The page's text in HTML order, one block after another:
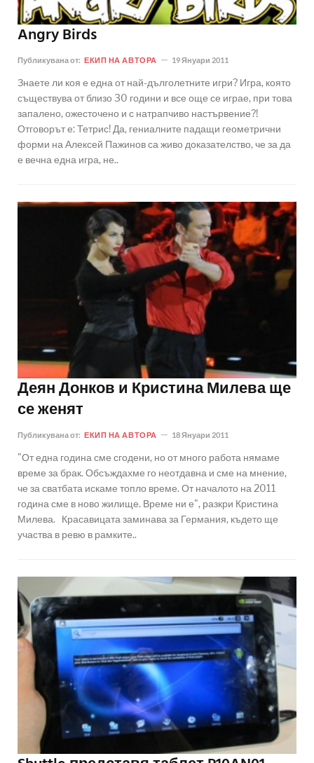
Angry Birds
Публикувана от: ЕКИП НА АВТОРА 19 Януари 2011
Знаете ли коя е една от най-дълголетните игри? Игра, която
съществува от близо 30 години и все още се играе, при това
запалено, ожесточено и с натрапчиво настървение?!
Отговорът е: Тетрис! Да, гениалните падащи геометрични
форми на Алексей Пажинов са живо доказателство, че за да
е вечна една игра, не..
Деян Донков и Кристина Милева ще
се женят
Публикувана от: ЕКИП НА АВТОРА 18 Януари 2011
"От една година сме сгодени, но от много работа нямаме
време за брак. Обсъждахме го неотдавна и сме на мнение,
че за сватбата искаме топло време. От началото на 2011
година сме в ново жилище. Време ни е", разкри Кристина
Милева. Красавицата заминава за Германия, където ще
участва в ревю в рамките..